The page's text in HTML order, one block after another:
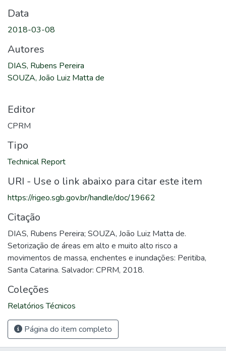
Data
2018-03-08
Autores
DIAS, Rubens Pereira
SOUZA, João Luiz Matta de
Editor
CPRM
Tipo
Technical Report
URI - Use o link abaixo para citar este item
https://rigeo.sgb.gov.br/handle/doc/19662
Citação
DIAS, Rubens Pereira; SOUZA, João Luiz Matta de.
Setorização de áreas em alto e muito alto risco a
movimentos de massa, enchentes e inundações: Peritiba,
Santa Catarina. Salvador: CPRM, 2018.
Coleções
Relatórios Técnicos
Página do item completo